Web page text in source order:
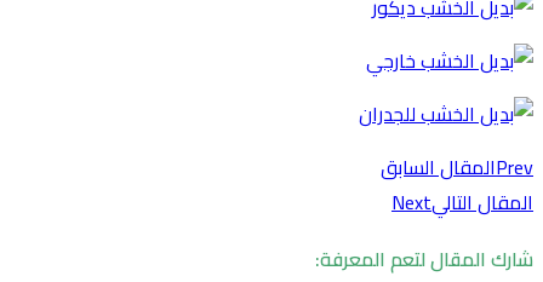
Prevالمقال السابق
المقال التاليNext
شارك المقال لتعم المعرفة: